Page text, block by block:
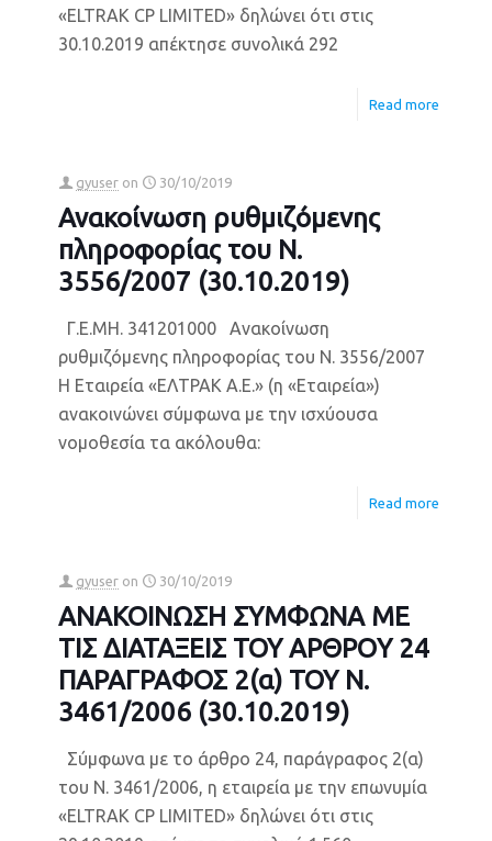
«ELTRAK CP LIMITED» δηλώνει ότι στις
30.10.2019 απέκτησε συνολικά 292
Read more
gyuser on 30/10/2019
Ανακοίνωση ρυθμιζόμενης
πληροφορίας του Ν.
3556/2007 (30.10.2019)
Γ.Ε.ΜΗ. 341201000 Ανακοίνωση
ρυθμιζόμενης πληροφορίας του Ν. 3556/2007
Η Εταιρεία «ΕΛΤΡΑΚ Α.Ε.» (η «Εταιρεία»)
ανακοινώνει σύμφωνα με την ισχύουσα
νομοθεσία τα ακόλουθα:
Read more
gyuser on 30/10/2019
ΑΝΑΚΟΙΝΩΣΗ ΣΥΜΦΩΝΑ ΜΕ
ΤΙΣ ΔΙΑΤΑΞΕΙΣ ΤΟΥ ΑΡΘΡΟY 24
ΠΑΡΑΓΡΑΦΟΣ 2(α) ΤΟΥ Ν.
3461/2006 (30.10.2019)
Σύμφωνα με το άρθρο 24, παράγραφος 2(α)
του Ν. 3461/2006, η εταιρεία με την επωνυμία
«ELTRAK CP LIMITED» δηλώνει ότι στις